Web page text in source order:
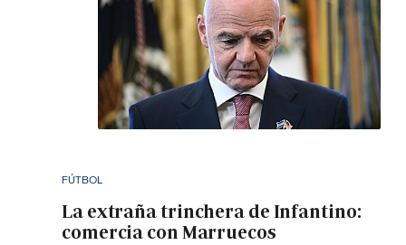
FÚTBOL
La extraña trinchera de Infantino:
comercia con Marruecos